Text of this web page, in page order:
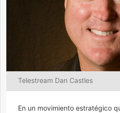
Telestream Dan Castles
En un movimiento estratégico